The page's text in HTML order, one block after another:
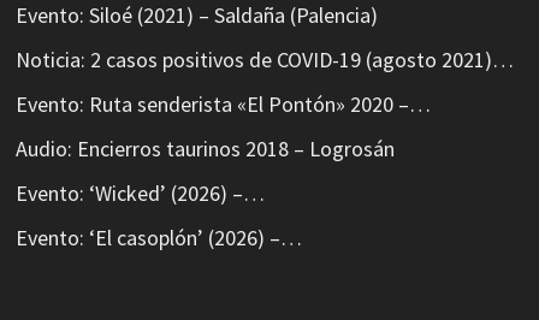
Evento: Siloé (2021) – Saldaña (Palencia)
Noticia: 2 casos positivos de COVID-19 (agosto 2021)…
Evento: Ruta senderista «El Pontón» 2020 –…
Audio: Encierros taurinos 2018 – Logrosán
Evento: ‘Wicked’ (2026) –…
Evento: ‘El casoplón’ (2026) –…